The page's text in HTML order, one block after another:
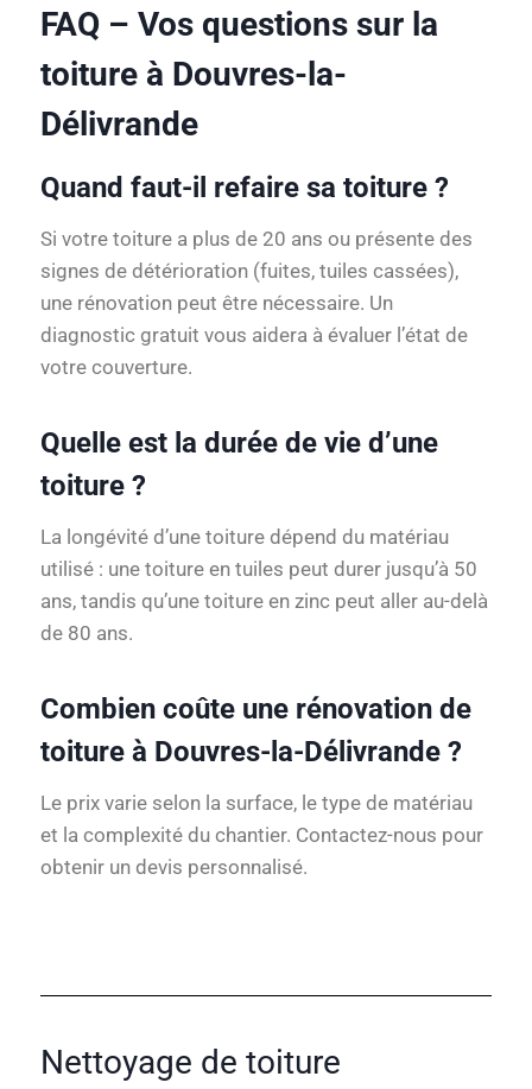
FAQ – Vos questions sur la
toiture à Douvres-la-
Délivrande
Quand faut-il refaire sa toiture ?
Si votre toiture a plus de 20 ans ou présente des
signes de détérioration (fuites, tuiles cassées),
une rénovation peut être nécessaire. Un
diagnostic gratuit vous aidera à évaluer l’état de
votre couverture.
Quelle est la durée de vie d’une
toiture ?
La longévité d’une toiture dépend du matériau
utilisé : une toiture en tuiles peut durer jusqu’à 50
ans, tandis qu’une toiture en zinc peut aller au-delà
de 80 ans.
Combien coûte une rénovation de
toiture à Douvres-la-Délivrande ?
Le prix varie selon la surface, le type de matériau
et la complexité du chantier. Contactez-nous pour
obtenir un devis personnalisé.
Nettoyage de toiture